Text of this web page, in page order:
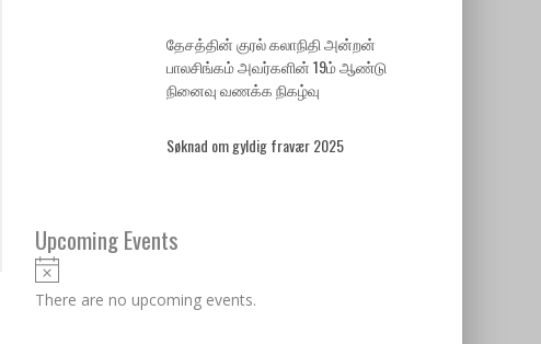
தேசத்தின் குரல் கலாநிதி அன்றன்
பாலசிங்கம் அவர்களின் 19ம் ஆண்டு
நினைவு வணக்க நிகழ்வு
Søknad om gyldig fravær 2025
Upcoming Events
There are no upcoming events.